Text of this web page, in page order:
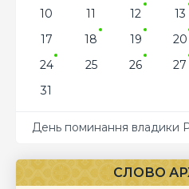
10
11 12 13
17
18 19 20
24
25 26 27
31
День поминання владики
СЛОВО